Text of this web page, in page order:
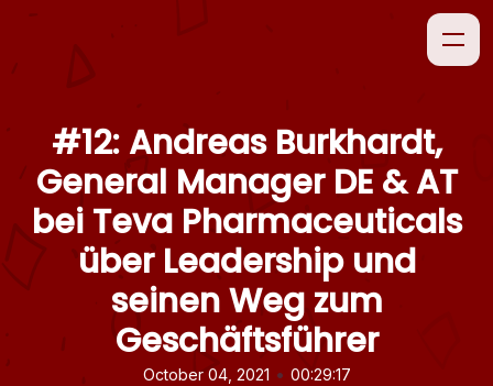
#12: Andreas Burkhardt,
General Manager DE & AT
bei Teva Pharmaceuticals
über Leadership und
seinen Weg zum
Geschäftsführer
October 04, 2021 • 00:29:17